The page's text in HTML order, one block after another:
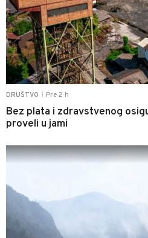
DRUŠTVO Pre 2 h
Bez plata i zdravstvenog
proveli u jami